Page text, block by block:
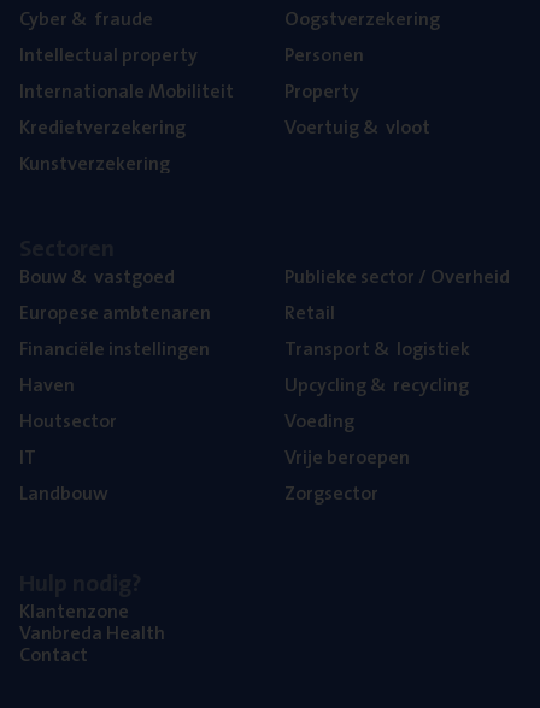
Cyber& fraude
Intel­lec­tu­al property
Inter­na­ti­o­na­le Mobiliteit
Kre­diet­ver­ze­ke­ring
Kunst­ver­ze­ke­ring
Oogst­ver­ze­ke­ring
Per­so­nen
Pro­per­ty
Voer­tuig& vloot
Bouw& vastgoed
Euro­pe­se ambtenaren
Finan­ci­ë­le instellingen
Haven
Hout­sec­tor
IT
Land­bouw
Publie­ke sec­tor / Overheid
Retail
Trans­port& logistiek
Upcy­cling& recycling
Voe­ding
Vrije beroe­pen
Zorg­sec­tor
Klan­ten­zo­ne
Van­b­re­da Health
Con­tact